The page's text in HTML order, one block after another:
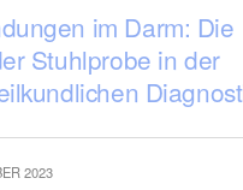
im Darm: Die
Stuhlprobe in der
2023